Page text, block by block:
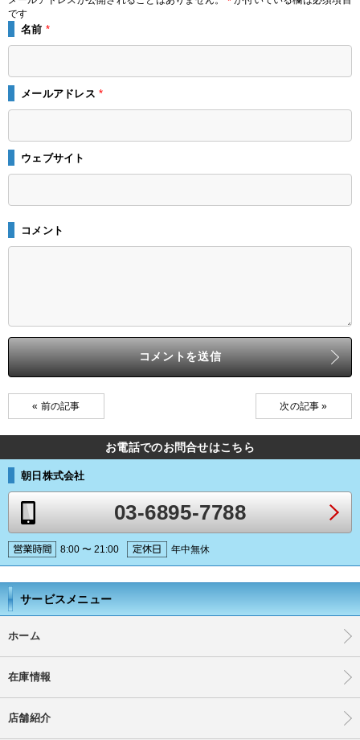
です
名前 *
メールアドレス*
ウェブサイト
コメント
« 前の記事 次の記事 »
お電話でのお問合せはこちら
朝日株式会社
03-6895-7788
8:00 〜 21:00 年中無休
サービスメニュー
ホーム
在庫情報
店舗紹介